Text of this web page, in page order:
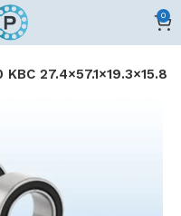
0
27.4×57.1×19.3×15.8